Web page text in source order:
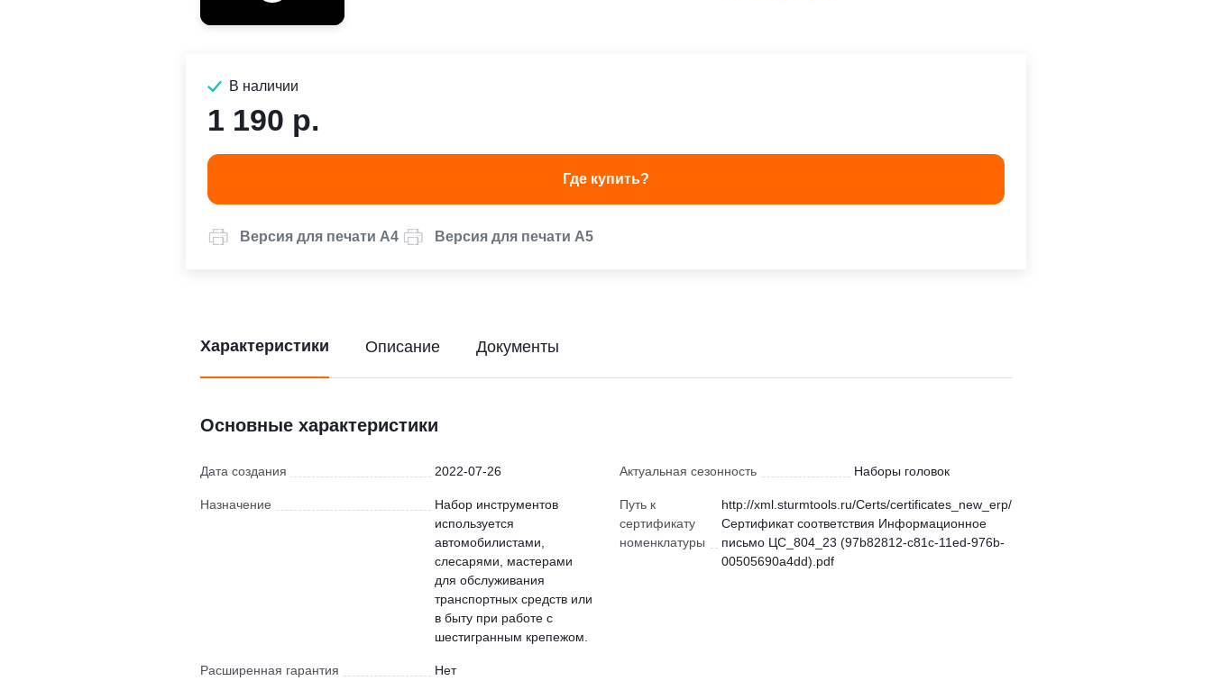
В наличии
1 190 р.
Где купить?
Версия для печати А4 Версия для печати А5
Характеристики
Основные характеристики
Дата создания 2022-07-26
Назначение
Набор инструментов
используется
автомобилистами,
слесарями, мастерами
для обслуживания
транспортных средств или
в быту при работе с
шестигранным крепежом.
Расширенная гарантия Нет
Актуальная сезонность Наборы головок
Путь к
сертификату
номенклатуры
http://xml.sturmtools.ru/Certs/certificates_new_erp/
Сертификат соответствия Информационное
письмо ЦС_804_23 (97b82812-c81c-11ed-976b-
00505690a4dd).pdf
Описание Документы